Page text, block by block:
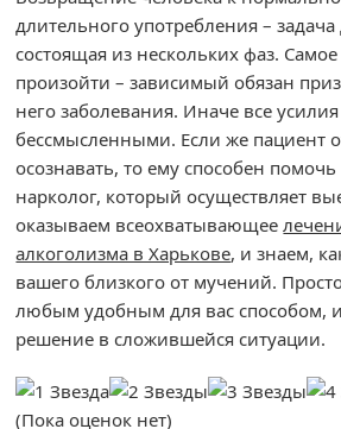
длительного употребления –
состоящая из нескольких фаз.
произойти – зависимый обязан
него заболевания. Иначе все усилия
бессмысленными. Если же пациент
осознавать, то ему способен
нарколог, который осуществляет
оказываем всеохватывающее
алкоголизма в Харькове, и знаем,
вашего близкого от мучений.
любым удобным для вас способом,
решение в сложившейся ситуации.
(Пока оценок нет)